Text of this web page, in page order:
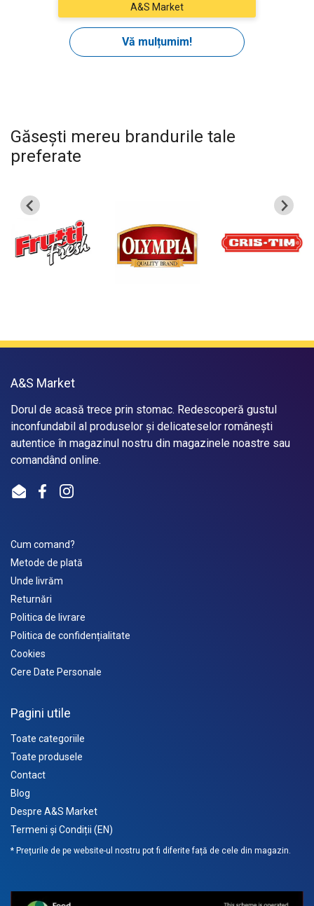
Găsești mereu brandurile tale
preferate
A&S Market
Dorul de acasă trece prin stomac. Redescoperă gustul
inconfundabil al produselor și delicateselor românești
autentice în magazinul nostru din magazinele noastre sau
comandând online.
EmailFacebookInstagram
Cum comand?
Metode de plată
Unde livrăm
Returnări
Politica de livrare
Politica de confidențialitate
Cookies
Cere Date Personale
Pagini utile
Toate categoriile
Toate produsele
Contact
Blog
Despre A&S Market
Termeni și Condiții (EN)
* Prețurile de pe website-ul nostru pot fi diferite față de cele din magazin.